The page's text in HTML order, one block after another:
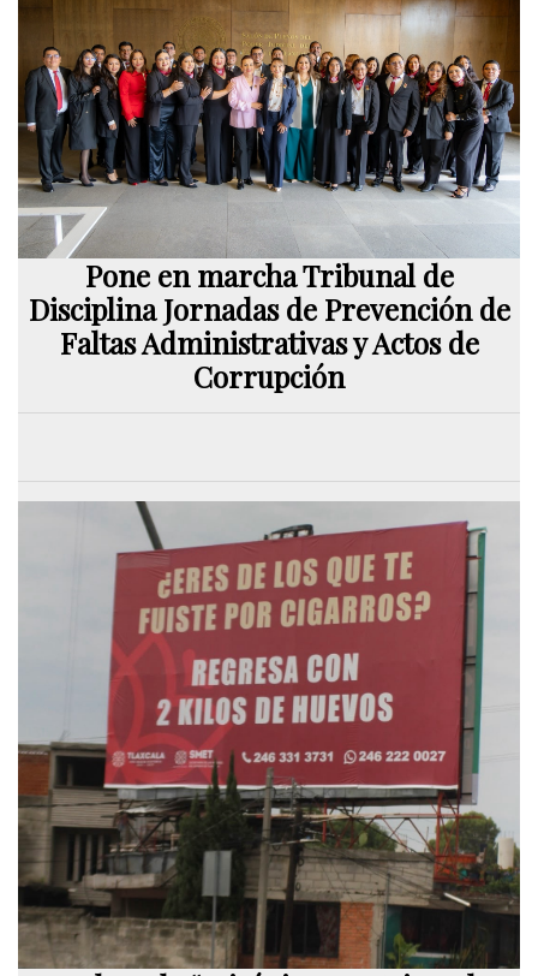
Pone en marcha Tribunal de
Disciplina Jornadas de Prevención de
Faltas Administrativas y Actos de
Corrupción